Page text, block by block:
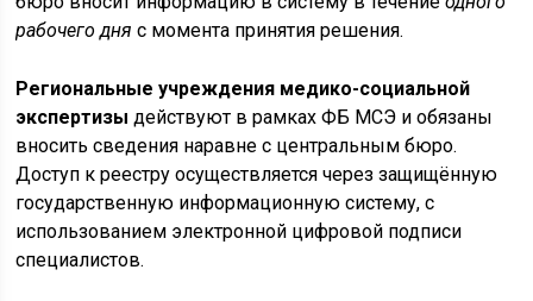
рабочего дня с момента принятия решения.
Региональные учреждения медико-социальной
экспертизы действуют в рамках ФБ МСЭ и обязаны
вносить сведения наравне с центральным бюро.
Доступ к реестру осуществляется через защищённую
государственную информационную систему, с
использованием электронной цифровой подписи
специалистов.